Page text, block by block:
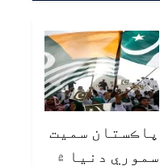
پاڪستان سميت
سموري دنيا ۾